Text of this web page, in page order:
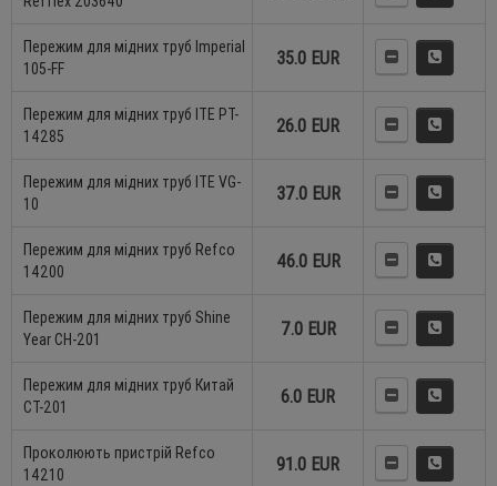
Пережим для мідних труб Imperial
105-FF
35.0 EUR
Пережим для мідних труб ITE PT-
14285
26.0 EUR
Пережим для мідних труб ITE VG-
10
37.0 EUR
Пережим для мідних труб Refco
14200
46.0 EUR
Пережим для мідних труб Shine
Year CH-201
7.0 EUR
Пережим для мідних труб Китай
СТ-201
6.0 EUR
Проколюють пристрій Refco
14210
91.0 EUR